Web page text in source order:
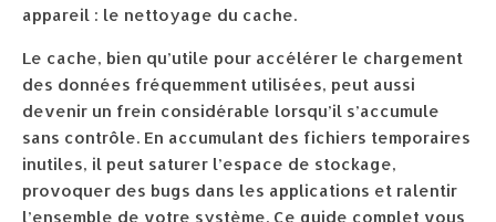
appareil : le nettoyage du cache.
Le cache, bien qu’utile pour accélérer le chargement
des données fréquemment utilisées, peut aussi
devenir un frein considérable lorsqu’il s’accumule
sans contrôle. En accumulant des fichiers temporaires
inutiles, il peut saturer l’espace de stockage,
provoquer des bugs dans les applications et ralentir
l’ensemble de votre système. Ce guide complet vous